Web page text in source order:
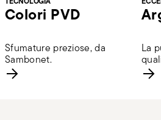
Colori PVD
Sfumature preziose, da
Sambonet.
La